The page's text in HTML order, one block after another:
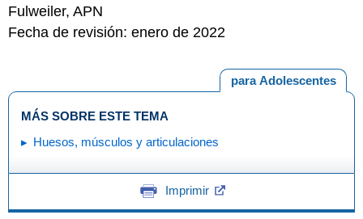
Fulweiler, APN
Fecha de revisión: enero de 2022
para Adolescentes
MÁS SOBRE ESTE TEMA
Huesos, músculos y articulaciones
Imprimir